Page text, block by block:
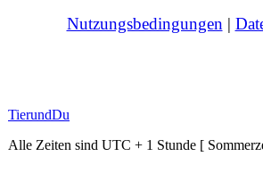
Nutzungsbedingungen |
TierundDu
Alle Zeiten sind UTC + 1 Stunde [